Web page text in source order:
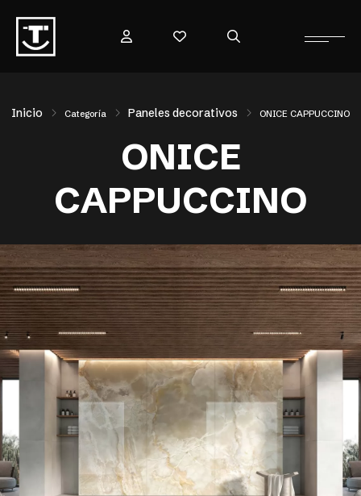
Inicio Categoría Paneles decorativos ONICE CAPPUCCINO
ONICE
CAPPUCCINO